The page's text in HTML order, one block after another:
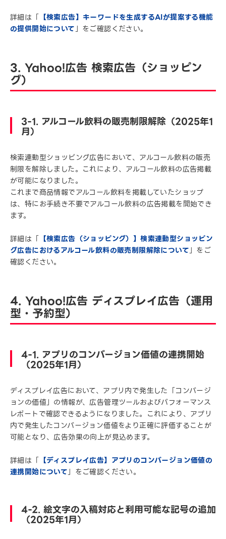
詳細は「 【検索広告】キーワードを生成するAIが提案する機能
の提供開始について」をご確認ください。
3. Yahoo!広告 検索広告（ショッピン
グ）
3-1. アルコール飲料の販売制限解除（2025年1
月）
検索連動型ショッピング広告において、アルコール飲料の販売
制限を解除しました。これにより、アルコール飲料の広告掲載
が可能になりました。
これまで商品情報でアルコール飲料を掲載していたショップ
は、特にお手続き不要でアルコール飲料の広告掲載を開始でき
ます。
詳細は「 【検索広告（ショッピング）】検索連動型ショッピン
グ広告におけるアルコール飲料の販売制限解除について」をご
確認ください。
4. Yahoo!広告 ディスプレイ広告（運用
型・予約型）
4-1. アプリのコンバージョン価値の連携開始
（2025年1月）
ディスプレイ広告において、アプリ内で発生した「コンバージ
ョンの価値」の情報が、広告管理ツールおよびパフォーマンス
レポートで確認できるようになりました。これにより、アプリ
内で発生したコンバージョン価値をより正確に評価することが
可能となり、広告効果の向上が見込めます。
詳細は「 【ディスプレイ広告】アプリのコンバージョン価値の
連携開始について」をご確認ください。
4-2. 絵文字の入稿対応と利用可能な記号の追加
（2025年1月）